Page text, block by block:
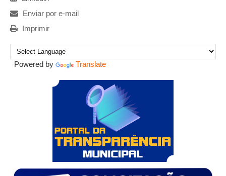
Enviar por e-mail
Imprimir
Powered by Translate